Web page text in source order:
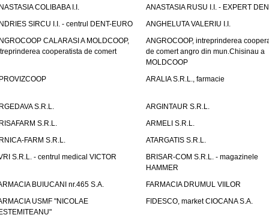
COLIBABA I.I.
ANASTASIA RUSU I.I. - EXPERT
SIRCU I.I. - centrul DENT-EURO
ANGHELUTA VALERIU I.I.
CALARASI A MOLDCOOP,
cooperatista de comert
ANGROCOOP, intreprinderea
de comert angro din mun.Chisinau a
MOLDCOOP
ARALIA S.R.L., farmacie
S.R.L.
ARGINTAUR S.R.L.
S.R.L.
ARMELI S.R.L.
FARM S.R.L.
ATARGATIS S.R.L.
S.R.L. - centrul medical VICTOR
BRISAR-COM S.R.L. - magazinele
HAMMER
BUIUCANI nr.465 S.A.
FARMACIA DRUMUL VIILOR
USMF "NICOLAE
FIDESCO, market CIOCANA S.A.